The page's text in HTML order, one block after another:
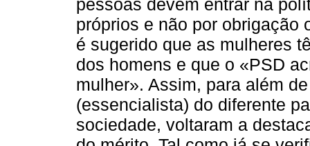
pessoas devem entrar na
próprios e não por obrigação
é sugerido que as mulheres
dos homens e que o «PSD
mulher». Assim, para além
(essencialista) do diferente
sociedade, voltaram a